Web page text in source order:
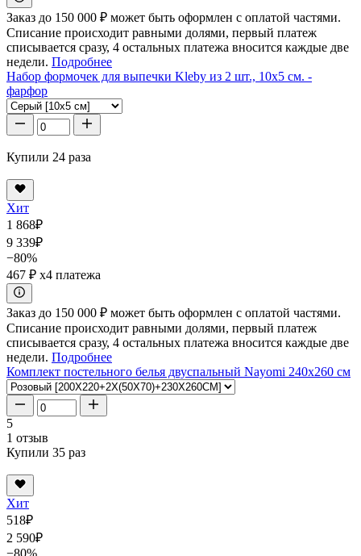
Заказ до 150 000 ₽ может быть оформлен с оплатой частями.
Списание происходит равными долями, первый платеж
списывается сразу, 4 остальных платежа вносится каждые две
недели. Подробнее
Набор формочек для выпечки Kleby из 2 шт., 10x5 см. -
фарфор
Купили 24 раза
Хит
1 868₽
9 339₽
−80%
467 ₽ x4 платежа
Заказ до 150 000 ₽ может быть оформлен с оплатой частями.
Списание происходит равными долями, первый платеж
списывается сразу, 4 остальных платежа вносится каждые две
недели. Подробнее
Комплект постельного белья двуспальный Nayomi 240x260 см
5
1 отзыв
Купили 35 раз
Хит
518₽
2 590₽